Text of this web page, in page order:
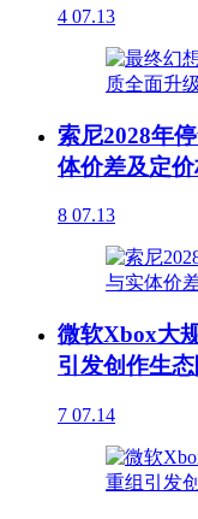
4 07.13
索尼2028年
体价差及定
8 07.13
微软Xbox大
引发创作生
7 07.14